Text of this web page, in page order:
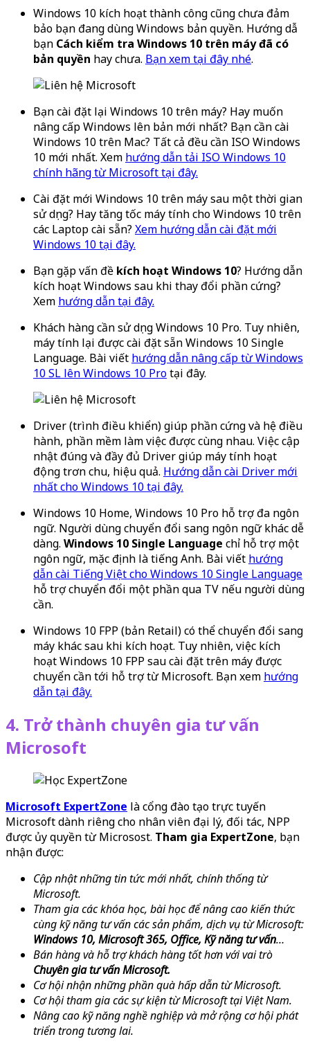
Windows 10 kích hoạt thành công cũng chưa đảm
bảo bạn đang dùng Windows bản quyền. Hướng dẫ
bạn Cách kiểm tra Windows 10 trên máy đã có
bản quyền hay chưa. Bạn xem tại đây nhé.
Bạn cài đặt lại Windows 10 trên máy? Hay muốn
nâng cấp Windows lên bản mới nhất? Bạn cần cài
Windows 10 trên Mac? Tất cả đều cần ISO Windows
10 mới nhất. Xem hướng dẫn tải ISO Windows 10
chính hãng từ Microsoft tại đây.
Cài đặt mới Windows 10 trên máy sau một thời gian
sử dụng? Hay tăng tốc máy tính cho Windows 10 trên
các Laptop cài sẵn? Xem hướng dẫn cài đặt mới
Windows 10 tại đây.
Bạn gặp vấn đề kích hoạt Windows 10? Hướng dẫn
kích hoạt Windows sau khi thay đổi phần cứng?
Xem hướng dẫn tại đây.
Khách hàng cần sử dụng Windows 10 Pro. Tuy nhiên,
máy tính lại được cài đặt sẵn Windows 10 Single
Language. Bài viết hướng dẫn nâng cấp từ Windows
10 SL lên Windows 10 Protại đây.
Driver (trình điều khiển) giúp phần cứng và hệ điều
hành, phần mềm làm việc được cùng nhau. Việc cập
nhật đúng và đầy đủ Driver giúp máy tính hoạt
động trơn chu, hiệu quả. Hướng dẫn cài Driver mới
nhất cho Windows 10 tại đây.
Windows 10 Home, Windows 10 Pro hỗ trợ đa ngôn
ngữ. Người dùng chuyển đổi sang ngôn ngữ khác dễ
dàng. Windows 10 Single Language chỉ hỗ trợ một
ngôn ngữ, mặc định là tiếng Anh. Bài viết hướng
dẫn cài Tiếng Việt cho Windows 10 Single Language
hỗ trợ chuyển đổi một phần qua TV nếu người dùng
cần.
Windows 10 FPP (bản Retail) có thể chuyển đổi sang
máy khác sau khi kích hoạt. Tuy nhiên, việc kích
hoạt Windows 10 FPP sau cài đặt trên máy được
chuyển cần tới hỗ trợ từ Microsoft. Bạn xem hướng
dẫn tại đây.
4. Trở thành chuyên gia tư vấn
Microsoft
Microsoft ExpertZone là cổng đào tạo trực tuyến
Microsoft dành riêng cho nhân viên đại lý, đối tác, NPP
được ủy quyền từ Microsost. Tham gia ExpertZone, bạn
nhận được:
Cập nhật những tin tức mới nhất, chính thống từ
Microsoft.
Tham gia các khóa học, bài học để nâng cao kiến thức
cùng kỹ năng tư vấn các sản phẩm, dịch vụ từ Microsoft:
Windows 10, Microsoft 365, Office, Kỹ năng tư vấn…
Bán hàng và hỗ trợ khách hàng tốt hơn với vai trò
Chuyên gia tư vấn Microsoft.
Cơ hội nhận những phần quà hấp dẫn từ Microsoft.
Cơ hội tham gia các sự kiện từ Microsoft tại Việt Nam.
Nâng cao kỹ năng nghề nghiệp và mở rộng cơ hội phát
triển trong tương lai.